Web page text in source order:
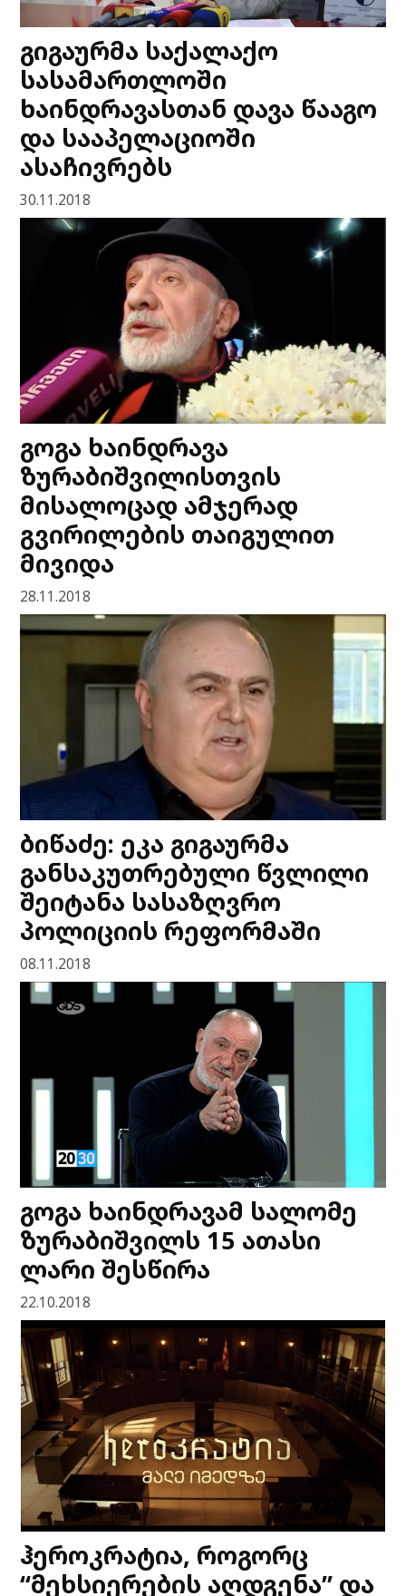
გიგაურმა საქალაქო
სასამართლოში
ხაინდრავასთან დავა წააგო
და სააპელაციოში
ასაჩივრებს
30.11.2018
გოგა ხაინდრავა
ზურაბიშვილისთვის
მისალოცად ამჯერად
გვირილების თაიგულით
მივიდა
28.11.2018
ბიწაძე: ეკა გიგაურმა
განსაკუთრებული წვლილი
შეიტანა სასაზღვრო
პოლიციის რეფორმაში
08.11.2018
გოგა ხაინდრავამ სალომე
ზურაბიშვილს 15 ათასი
ლარი შესწირა
22.10.2018
ჰეროკრატია, როგორც
“მეხსიერების აღდგენა” და